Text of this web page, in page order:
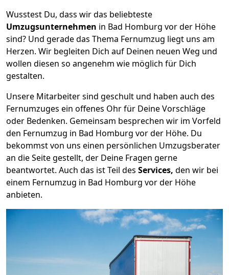
Wusstest Du, dass wir das beliebteste
Umzugsunternehmen in Bad Homburg vor der Höhe
sind? Und gerade das Thema Fernumzug liegt uns am
Herzen. Wir begleiten Dich auf Deinen neuen Weg und
wollen diesen so angenehm wie möglich für Dich
gestalten.
Unsere Mitarbeiter sind geschult und haben auch des
Fernumzuges ein offenes Ohr für Deine Vorschläge
oder Bedenken. Gemeinsam besprechen wir im Vorfeld
den Fernumzug in Bad Homburg vor der Höhe. Du
bekommst von uns einen persönlichen Umzugsberater
an die Seite gestellt, der Deine Fragen gerne
beantwortet. Auch das ist Teil des Services, den wir bei
einem Fernumzug in Bad Homburg vor der Höhe
anbieten.